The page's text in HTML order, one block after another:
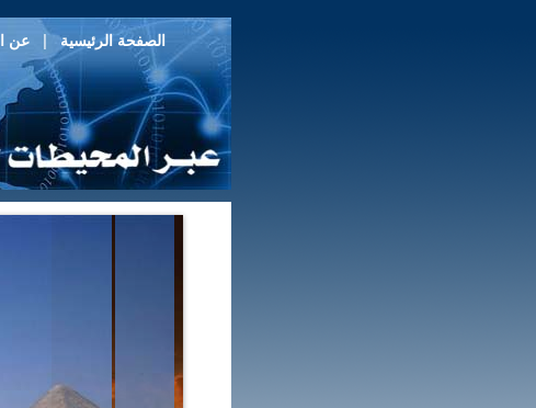
الصفحة الرئيسية| عن